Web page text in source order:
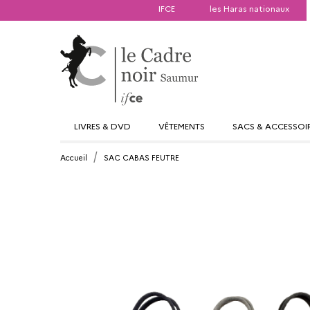
IFCE les Haras nationaux
LIVRES & DVD VÊTEMENTS SACS &
Accueil SAC CABAS FEUTRE